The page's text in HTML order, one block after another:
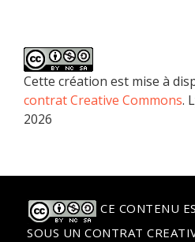
Cette création est mise à
contrat Creative Commons.
2026
CE CONTENU
SOUS UN CONTRAT